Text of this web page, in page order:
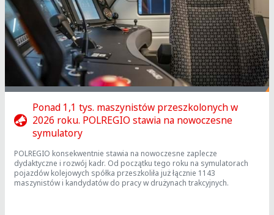
Ponad 1,1 tys. maszynistów przeszkolonych w
2026 roku. POLREGIO stawia na nowoczesne
symulatory
POLREGIO konsekwentnie stawia na nowoczesne zaplecze
dydaktyczne i rozwój kadr. Od początku tego roku na symulatorach
pojazdów kolejowych spółka przeszkoliła już łącznie 1143
maszynistów i kandydatów do pracy w drużynach trakcyjnych.